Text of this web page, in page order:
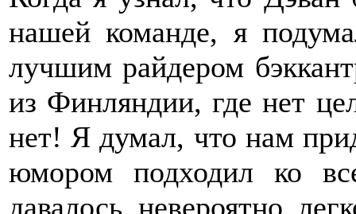
нашей команде, я
лучшим райдером
из Финляндии, где нет
нет! Я думал, что нам
юмором подходил ко
давалось невероятно